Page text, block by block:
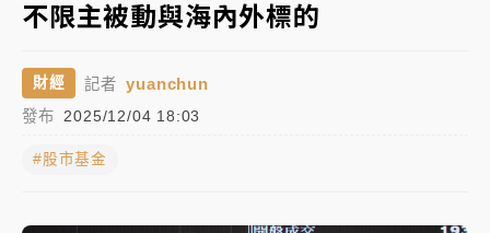
白海豚挾豪雨狂炸新北！時雨量破百毫米 水塔、雨棚
金控第2季海外曝險破31兆創高 日本年增45%居冠
不限主被動與海內外標的
財經 記者 yuanchun
發布 2025/12/04 18:03
#股市基金